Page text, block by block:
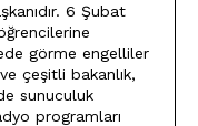
6 Şubat
görme engelliler
çeşitli bakanlık,
sunuculuk
programları